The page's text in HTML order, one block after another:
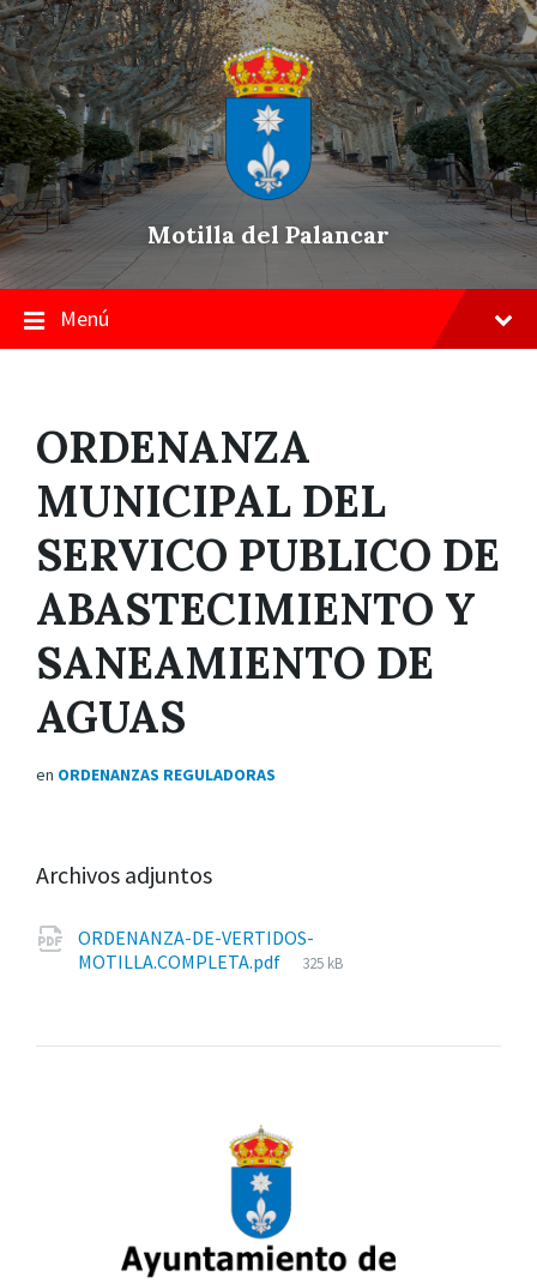
Skip
to
content
Saltar
a
la
navegación
principal
Saltar
a
pie
de
página
Motilla del Palancar
Menú
ORDENANZA
MUNICIPAL DEL
SERVICO PUBLICO DE
ABASTECIMIENTO Y
SANEAMIENTO DE
AGUAS
en ORDENANZAS REGULADORAS
Archivos adjuntos
ORDENANZA-DE-VERTIDOS-
MOTILLA.COMPLETA.pdf
Tamaño
325 kB